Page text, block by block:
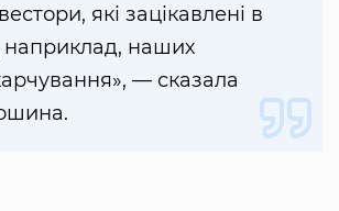
які зацікавлені в
наприклад, наших
— сказала